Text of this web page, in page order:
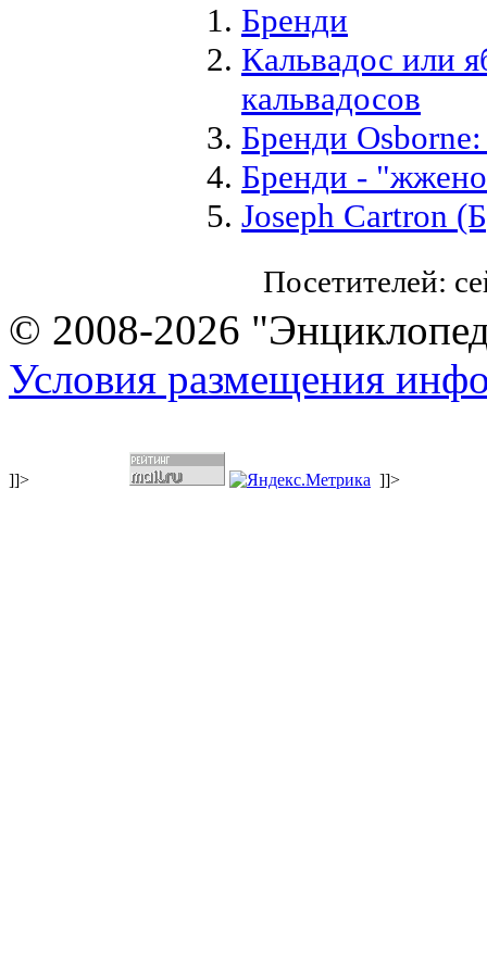
Бренди
Кальвадос или
кальвадосов
Бренди
Бренди -
Joseph Cartron
Посетителей:
© 2008-2026
Условия размещения
]]> ]]>